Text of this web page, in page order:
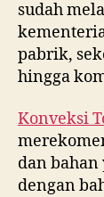
sudah
pabrik,
hingga
Konveksi
dan
dengan